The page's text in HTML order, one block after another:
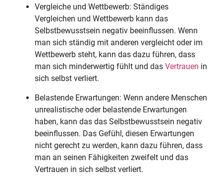
Vergleiche und Wettbewerb: Ständiges
Vergleichen und Wettbewerb kann das
Selbstbewusstsein negativ beeinflussen. Wenn
man sich ständig mit anderen vergleicht oder im
Wettbewerb steht, kann das dazu führen, dass
man sich minderwertig fühlt und das Vertrauen in
sich selbst verliert.
Belastende Erwartungen: Wenn andere Menschen
unrealistische oder belastende Erwartungen
haben, kann das das Selbstbewusstsein negativ
beeinflussen. Das Gefühl, diesen Erwartungen
nicht gerecht zu werden, kann dazu führen, dass
man an seinen Fähigkeiten zweifelt und das
Vertrauen in sich selbst verliert.